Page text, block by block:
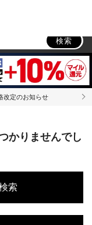
検索
改定のお知らせ
かりませんでし
索